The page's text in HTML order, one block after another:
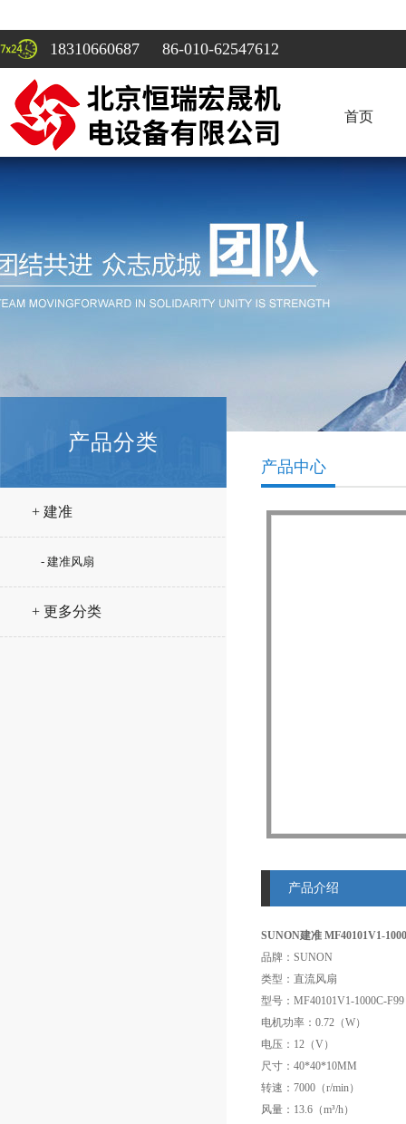
18310660687 86-010-62547612
首页
产品分类
+ 建准
- 建准风扇
+ 更多分类
产品中心
产品介绍
SUNON建准 MF40101V1-
品牌：SUNON
类型：直流风扇
型号：MF40101V1-1000C-F99
电机功率：0.72（W）
电压：12（V）
尺寸：40*40*10MM
转速：7000（r/min）
风量：13.6（m³/h）